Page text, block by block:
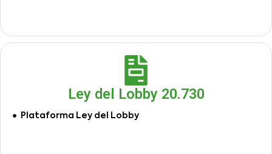
Ley del Lobby 20.730
Plataforma Ley del Lobby